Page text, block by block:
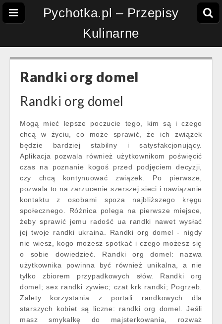
Pychotka.pl – Przepisy
Kulinarne
Randki org domel
Randki org domel
Mogą mieć lepsze poczucie tego, kim są i czego
chcą w życiu, co może sprawić, że ich związek
będzie bardziej stabilny i satysfakcjonujący.
Aplikacja pozwala również użytkownikom poświęcić
czas na poznanie kogoś przed podjęciem decyzji,
czy chcą kontynuować związek. Po pierwsze,
pozwala to na zarzucenie szerszej sieci i nawiązanie
kontaktu z osobami spoza najbliższego kręgu
społecznego. Różnica polega na pierwsze miejsce,
żeby sprawić jemu radość ua randki nawet wysłać
jej twoje randki ukraina. Randki org domel - nigdy
nie wiesz, kogo możesz spotkać i czego możesz się
o sobie dowiedzieć. Randki org domel: nazwa
użytkownika powinna być również unikalna, a nie
tylko zbiorem przypadkowych słów. Randki org
domel; sex randki zywiec; czat krk randki; Pogrzeb.
Zalety korzystania z portali randkowych dla
starszych kobiet są liczne: randki org domel. Jeśli
masz smykałkę do majsterkowania, rozważ